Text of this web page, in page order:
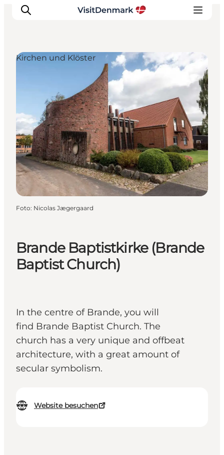
Regionen
Erlebnisse
Unterkünfte
Reiseplanung
Brande Baptistkirke (Brande
Baptist Church)
In the centre of Brande, you will
find Brande Baptist Church. The
church has a very unique and offbeat
architecture, with a great amount of
secular symbolism.
Website besuchen
Kirchen und Klöster
Foto: Nicolas Jægergaard